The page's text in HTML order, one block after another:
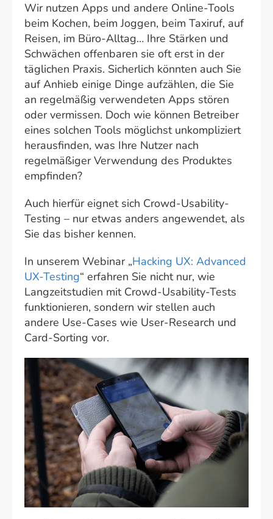
Wir nutzen Apps und andere Online-Tools
beim Kochen, beim Joggen, beim Taxiruf, auf
Reisen, im Büro-Alltag… Ihre Stärken und
Schwächen offenbaren sie oft erst in der
täglichen Praxis. Sicherlich könnten auch Sie
auf Anhieb einige Dinge aufzählen, die Sie
an regelmäßig verwendeten Apps stören
oder vermissen. Doch wie können Betreiber
eines solchen Tools möglichst unkompliziert
herausfinden, was Ihre Nutzer nach
regelmäßiger Verwendung des Produktes
empfinden?
Auch hierfür eignet sich Crowd-Usability-
Testing – nur etwas anders angewendet, als
Sie das bisher kennen.
In unserem Webinar „Hacking UX: Advanced
UX-Testing“ erfahren Sie nicht nur, wie
Langzeitstudien mit Crowd-Usability-Tests
funktionieren, sondern wir stellen auch
andere Use-Cases wie User-Research und
Card-Sorting vor.